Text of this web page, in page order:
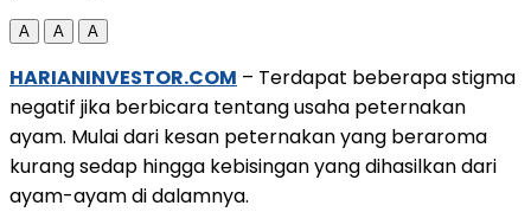
A A A
HARIANINVESTOR.COM – Terdapat beberapa stigma
negatif jika berbicara tentang usaha peternakan
ayam. Mulai dari kesan peternakan yang beraroma
kurang sedap hingga kebisingan yang dihasilkan dari
ayam-ayam di dalamnya.